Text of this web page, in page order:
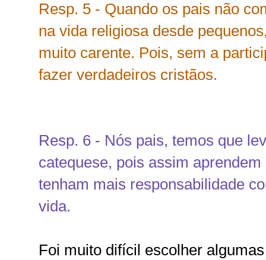
Resp. 5 - Quando os pais não
na vida religiosa desde
muito carente. Pois, sem a
fazer verdadeiros cristãos.
Resp. 6 - Nós pais, temos que
catequese, pois assim
tenham mais responsabilidade
vida.
Foi muito difícil escolher